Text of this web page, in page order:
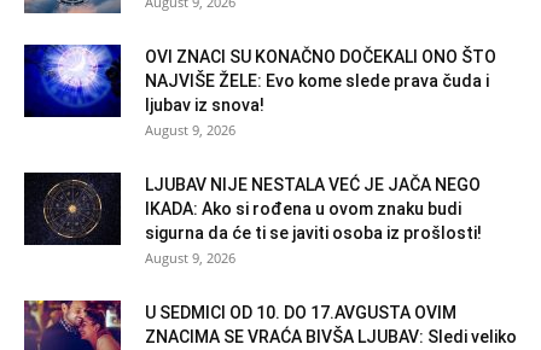
OVI ZNACI SU KONAČNO DOČEKALI ONO ŠTO
NAJVIŠE ŽELE: Evo kome slede prava čuda i
ljubav iz snova!
August 9, 2026
LJUBAV NIJE NESTALA VEĆ JE JAČA NEGO
IKADA: Ako si rođena u ovom znaku budi
sigurna da će ti se javiti osoba iz prošlosti!
August 9, 2026
U SEDMICI OD 10. DO 17.AVGUSTA OVIM
ZNACIMA SE VRAĆA BIVŠA LJUBAV: Sledi veliko